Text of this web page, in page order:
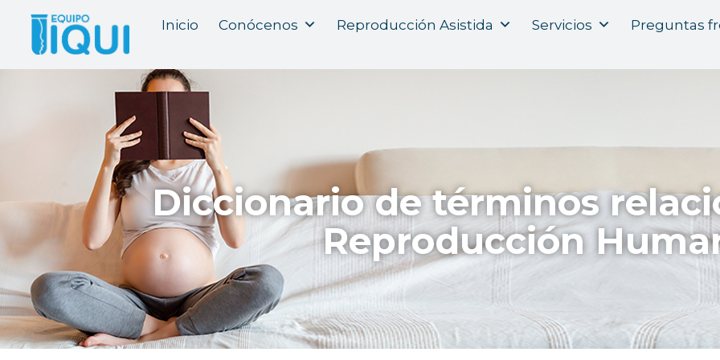
Inicio Conócenos Reproducción Asistida Servicios Preguntas
Diccionario de términos
Reproducción